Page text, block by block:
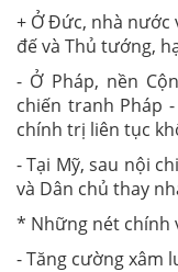
+ Ở Đức, nhà nước
đế và Thủ tướng,
- Ở Pháp, nền
chiến tranh Pháp
chính trị liên tục
- Tại Mỹ, sau nội
và Dân chủ thay
* Những nét chính
- Tăng cường xâm